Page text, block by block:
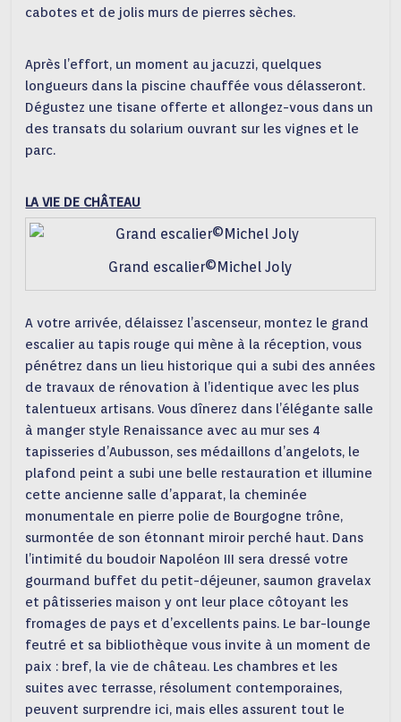
cabotes et de jolis murs de pierres sèches.
Après l’effort, un moment au jacuzzi, quelques
longueurs dans la piscine chauffée vous délasseront.
Dégustez une tisane offerte et allongez-vous dans un
des transats du solarium ouvrant sur les vignes et le
parc.
LA VIE DE CHÂTEAU
Grand escalier©Michel Joly
A votre arrivée, délaissez l’ascenseur, montez le grand
escalier au tapis rouge qui mène à la réception, vous
pénétrez dans un lieu historique qui a subi des années
de travaux de rénovation à l’identique avec les plus
talentueux artisans. Vous dînerez dans l’élégante salle
à manger style Renaissance avec au mur ses 4
tapisseries d’Aubusson, ses médaillons d’angelots, le
plafond peint a subi une belle restauration et illumine
cette ancienne salle d’apparat, la cheminée
monumentale en pierre polie de Bourgogne trône,
surmontée de son étonnant miroir perché haut. Dans
l’intimité du boudoir Napoléon III sera dressé votre
gourmand buffet du petit-déjeuner, saumon gravelax
et pâtisseries maison y ont leur place côtoyant les
fromages de pays et d’excellents pains. Le bar-lounge
feutré et sa bibliothèque vous invite à un moment de
paix : bref, la vie de château. Les chambres et les
suites avec terrasse, résolument contemporaines,
peuvent surprendre ici, mais elles assurent tout le